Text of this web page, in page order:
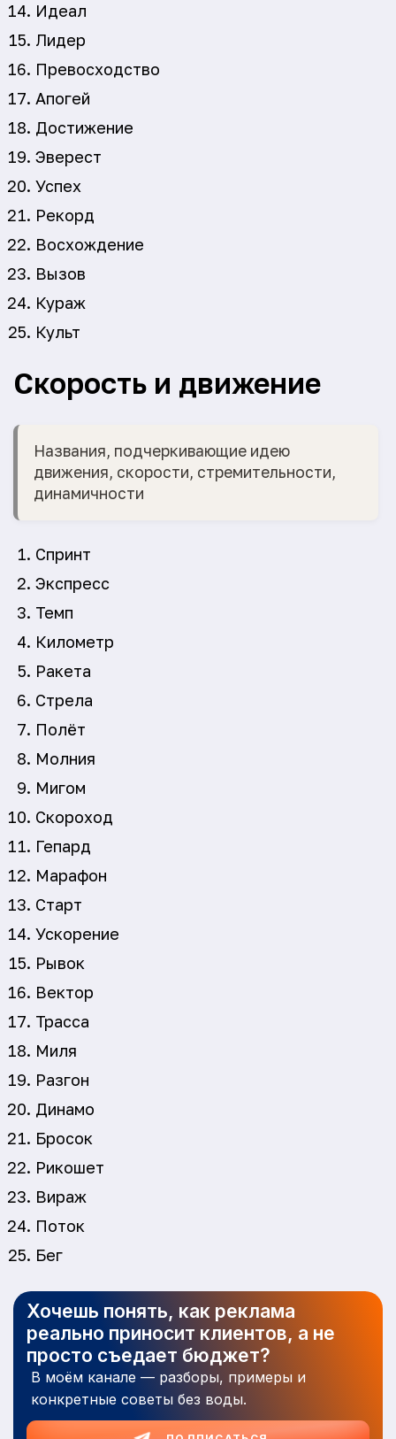
Идеал
Лидер
Превосходство
Апогей
Достижение
Эверест
Успех
Рекорд
Восхождение
Вызов
Кураж
Культ
Скорость и движение
Названия, подчеркивающие идею
движения, скорости, стремительности,
динамичности
Спринт
Экспресс
Темп
Километр
Ракета
Стрела
Полёт
Молния
Мигом
Скороход
Гепард
Марафон
Старт
Ускорение
Рывок
Вектор
Трасса
Миля
Разгон
Динамо
Бросок
Рикошет
Вираж
Поток
Бег
Хочешь понять, как реклама
реально приносит клиентов, а не
просто съедает бюджет?
В моём канале — разборы, примеры и
конкретные советы без воды.